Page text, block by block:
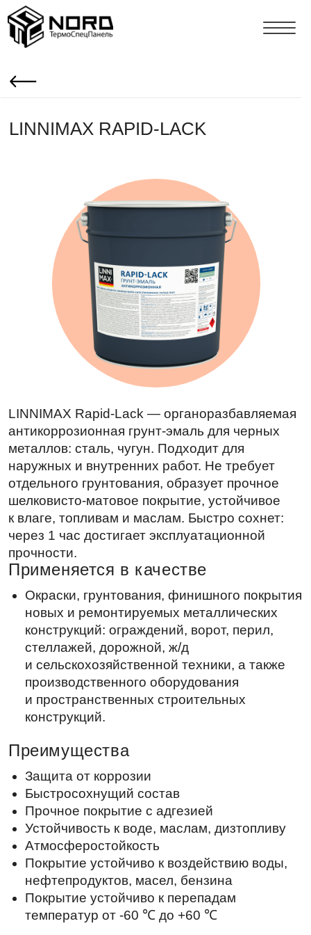
Допускается нанесение на дерево при
соблюдении норм влажности. Используется
как грунтовочный, промежуточный и
финишный слой.
Во избежание образования заметных
стыков отдельных участков окрашенной
поверхности наносить методом «мокрое по
мокрому» за один проход в рамках одной
Защита от коррозии
Быстросохнущий состав
Прочное покрытие с адгезией
Устойчивость к воде, маслам, дизтопливу
Атмосферостойкость
Покрытие устойчиво к воздействию воды,
Покрытие устойчиво к перепадам
Окраски, грунтования, финишного покрытия
новых и ремонтируемых металлических
конструкций: ограждений, ворот, перил,
стеллажей, дорожной, ж/д
и сельскохозяйственной техники, а также
производственного оборудования
конструкций.
LINNIMAX Rapid-Lack — органоразбавляемая
антикоррозионная грунт-эмаль для черных
металлов: сталь, чугун. Подходит для
наружных и внутренних работ. Не требует
шелковисто-матовое покрытие, устойчивое
к влаге, топливам и маслам. Быстро сохнет:
через 1 час достигает эксплуатационной
прочности.
Применяется в качестве
Преимущества
Примечания